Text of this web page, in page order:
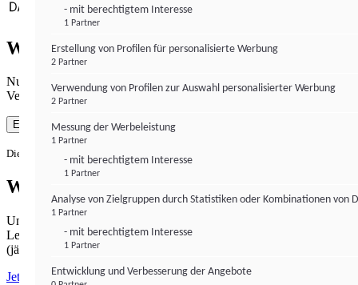
Wie gewohnt mit Werbung lesen
Nutzen Sie institutional-money.com mit Ihrer Zustimmung zur
Verwendung von Cookies für Webanalyse und Werbemaßnahmen.
Einverstanden
Die Zustimmung ist jederzeit widerrufbar.
Werbefrei lesen
Unabhängiger Journalismus hat seinen Preis.
Lesen Sie institutional-money.com PUR für 33,99€ pro Monat
(jährliche Abrechnung).
Jetzt abonnieren
- mit berechtigtem Interesse
1 Partner
Erstellung von Profilen für personalisierte Werbung
2 Partner
Verwendung von Profilen zur Auswahl personalisierter Werbung
2 Partner
Messung der Werbeleistung
1 Partner
- mit berechtigtem Interesse
1 Partner
Analyse von Zielgruppen durch Statistiken oder Kombinationen von
1 Partner
- mit berechtigtem Interesse
1 Partner
Entwicklung und Verbesserung der Angebote